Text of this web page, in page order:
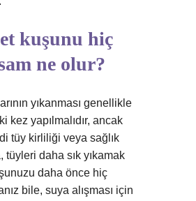
kuşunu hiç
ne olur?
yıkanması genellikle
kez yapılmalıdır, ancak
tüy kirliliği veya sağlık
tüyleri daha sık yıkamak
daha önce hiç
bile, suya alışması için